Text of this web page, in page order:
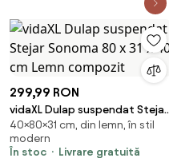
299,99 RON
vidaXL Dulap suspendat Stejar
Sonoma 80 x 31 x 40 cm Lemn
compozit
40×80×31 cm, din lemn, în stil
modern
În stoc
Livrare gratuită